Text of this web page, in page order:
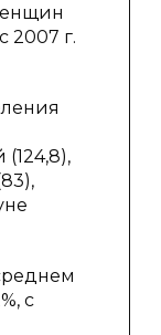
2007 г.
с